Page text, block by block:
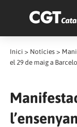
Inici > Notícies >
el 29 de maig a